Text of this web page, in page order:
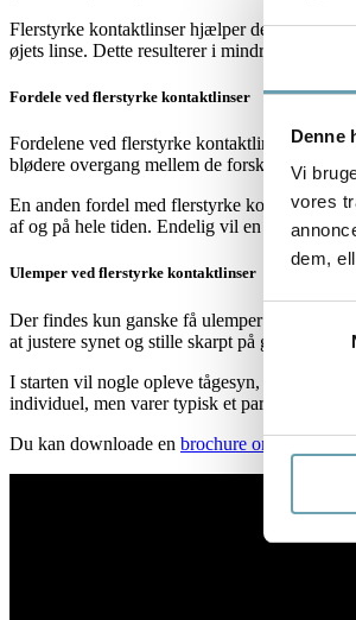
Denne
Vi
vores
dem,
Flerstyrke kontaktlinser hjælper derfor bl.a. til
øjets linse. Dette resulterer i mindre
Fordele ved flerstyrke kontaktlinser
Fordelene ved flerstyrke kontaktlinser er
blødere overgang mellem de forskellige
En anden fordel med flerstyrke kontaktlinser
af og på hele tiden. Endelig vil en
Ulemper ved flerstyrke kontaktlinser
Der findes kun ganske få ulemper ved
at justere synet og stille skarpt på grund af de
I starten vil nogle opleve tågesyn, skygger
individuel, men varer typisk et par uger.
Du kan downloade en brochure om flerstyrke